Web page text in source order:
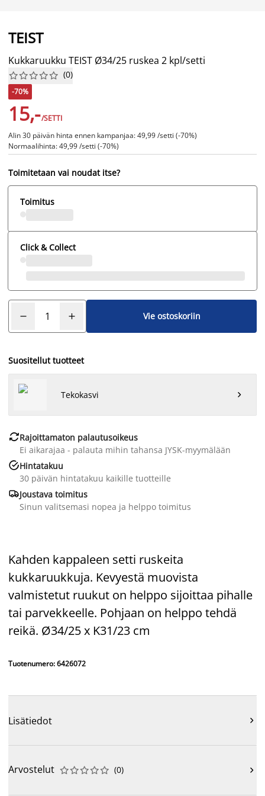
TEIST
Kukkaruukku TEIST Ø34/25 ruskea 2 kpl/setti





 (0)
-70%
15,-/SETTI
Alin 30 päivän hinta ennen kampanjaa: 49,99 /setti (-70%)
Normaalihinta: 49,99 /setti (-70%)
Toimitetaan vai noudat itse?
Toimitus
Click & Collect
Vie ostoskoriin
Suositellut tuotteet
Tekokasvi 
Rajoittamaton palautusoikeus
Ei aikarajaa - palauta mihin tahansa JYSK-myymälään
Hintatakuu
30 päivän hintatakuu kaikille tuotteille
Joustava toimitus
Sinun valitsemasi nopea ja helppo toimitus
Kahden kappaleen setti ruskeita
kukkaruukkuja. Kevyestä muovista
valmistetut ruukut on helppo sijoittaa pihalle
tai parvekkeelle. Pohjaan on helppo tehdä
reikä. Ø34/25 x K31/23 cm
Tuotenumero: 6426072
Lisätiedot 
Arvostelut 




 (0) 